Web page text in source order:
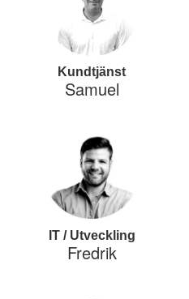
Kundtjänst
Samuel
IT / Utveckling
Fredrik